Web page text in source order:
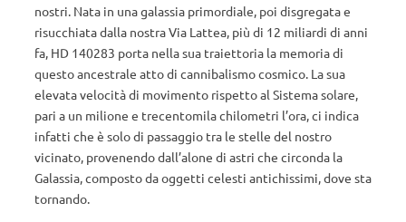
nostri. Nata in una galassia primordiale, poi disgregata e
risucchiata dalla nostra Via Lattea, più di 12 miliardi di anni
fa, HD 140283 porta nella sua traiettoria la memoria di
questo ancestrale atto di cannibalismo cosmico. La sua
elevata velocità di movimento rispetto al Sistema solare,
pari a un milione e trecentomila chilometri l’ora, ci indica
infatti che è solo di passaggio tra le stelle del nostro
vicinato, provenendo dall’alone di astri che circonda la
Galassia, composto da oggetti celesti antichissimi, dove sta
tornando.